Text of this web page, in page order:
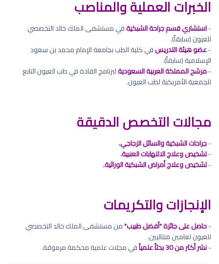
الخبرات العملية والمناصب
-استشاري قسم جراحة الشبكيةفي مستشفى الملك خالد التخصصي
للعيون (سابقاً).
-عضو هيئة التدريسفي كلية الطب بجامعة الإمام محمد بن سعود
الإسلامية (سابقاً).
-مرشح المملكة العربية السعوديةلبرنامج القادة في طب العيون التابع
للجمعية الأمريكية لطب العيون.
مجالات التخصص الدقيقة
-جراحات الشبكية والسائل الزجاجي.
-تشخيص وعلاج الالتهابات العنبية.
-تشخيص وعلاج أمراض الشبكية الوراثية.
الإنجازات والتكريمات
-حاصل على جائزة "أفضل طبيب"من مستشفى الملك خالد التخصصي
للعيون لعامين متتاليين.
-نشر أكثر من 30 بحثاً علمياً في مجلات علمية محكمة مرموقة.